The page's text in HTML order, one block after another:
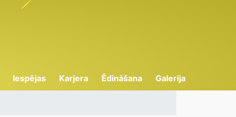
Iespējas Karjera Ēdināšana Galerija